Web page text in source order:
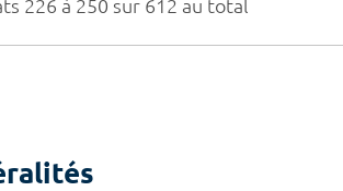
226 à 250 sur 612 au total